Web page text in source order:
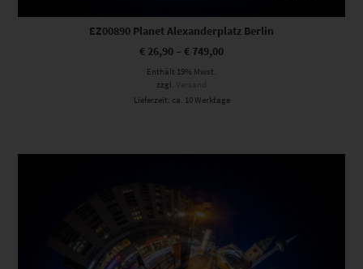
EZ00890 Planet Alexanderplatz Berlin
€ 26,90 – € 749,00
Enthält 19% Mwst.
zzgl. Versand
Lieferzeit: ca. 10 Werktage
Dieses Produkt weist mehrere Varianten auf. Die Optionen können auf der Produktseite gewählt werden